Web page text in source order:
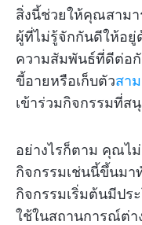
สิ่งนี้ช่วยให้คุณสาม
ผู้ที่ไม่รู้จักกันดีให้อยู่
ความสัมพันธ์ที่ดีต่อ
ขี้อายหรือเก็บตัวสา
เข้าร่วมกิจกรรมที่ส
อย่างไรก็ตาม คุณไ
กิจกรรมเช่นนี้ขึ้นม
กิจกรรมเริ่มต้นมีปร
ใช้ในสถานการณ์ต่